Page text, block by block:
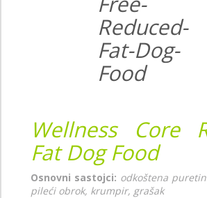
Wellness Core
Fat Dog Food
Osnovni sastojci: odkoštena
pileći obrok, krumpir, grašak